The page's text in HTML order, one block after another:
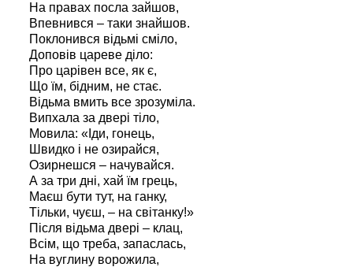
На правах посла зайшов,
Впевнився – таки знайшов.
Поклонився відьмі сміло,
Доповів цареве діло:
Про царівен все, як є,
Що їм, бідним, не стає.
Відьма вмить все зрозуміла.
Випхала за двері тіло,
Мовила: «Іди, гонець,
Швидко і не озирайся,
Озирнешся – начувайся.
А за три дні, хай їм грець,
Маєш бути тут, на ганку,
Тільки, чуєш, – на світанку!»
Після відьма двері – клац,
Всім, що треба, запаслась,
На вуглину ворожила,